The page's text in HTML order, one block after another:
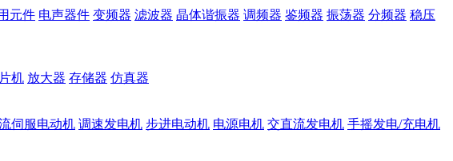
元件 电声器件 变频器 滤波器 晶体谐振器 调频器 鉴频器 振荡器 分频器 稳压
机 放大器 存储器 仿真器
伺服电动机 调速发电机 步进电动机 电源电机 交直流发电机 手摇发电/充电机